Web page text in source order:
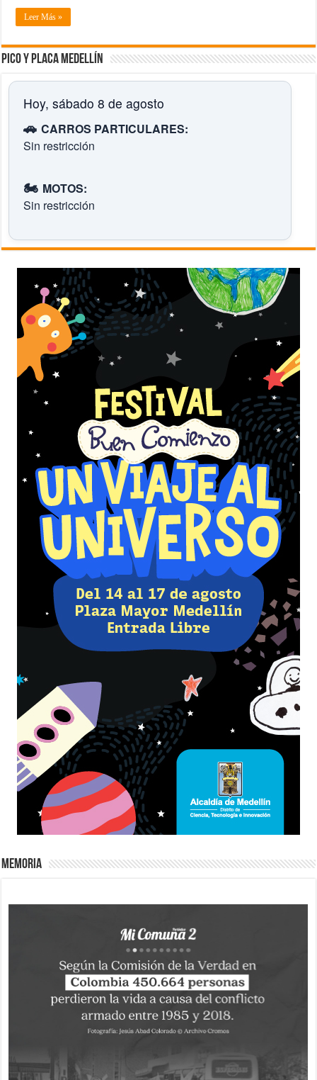
Leer Más »
Pico y placa Medellín
Hoy, sábado 8 de agosto
🚗 CARROS PARTICULARES:
Sin restricción
🏍️ MOTOS:
Sin restricción
Memoria